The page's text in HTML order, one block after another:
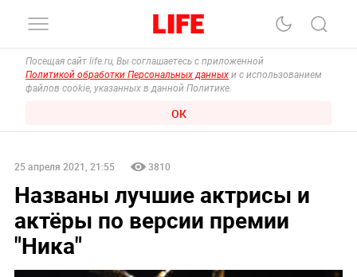
Посещая сайт life.ru, Вы соглашаетесь с приложенной
Политикой обработки Персональных данных и с использованием
файлов cookie, указанных в данной Политике.
ОК
25 апреля 2021, 21:55 3810
Названы лучшие актрисы и
актёры по версии премии
"Ника"